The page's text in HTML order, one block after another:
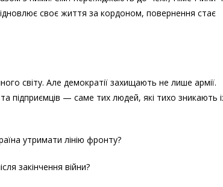
своє життя за кордоном, повернення стає
світу. Але демократії захищають не лише армії.
підприємців — саме тих людей, які тихо зникають
утримати лінію фронту?
закінчення війни?